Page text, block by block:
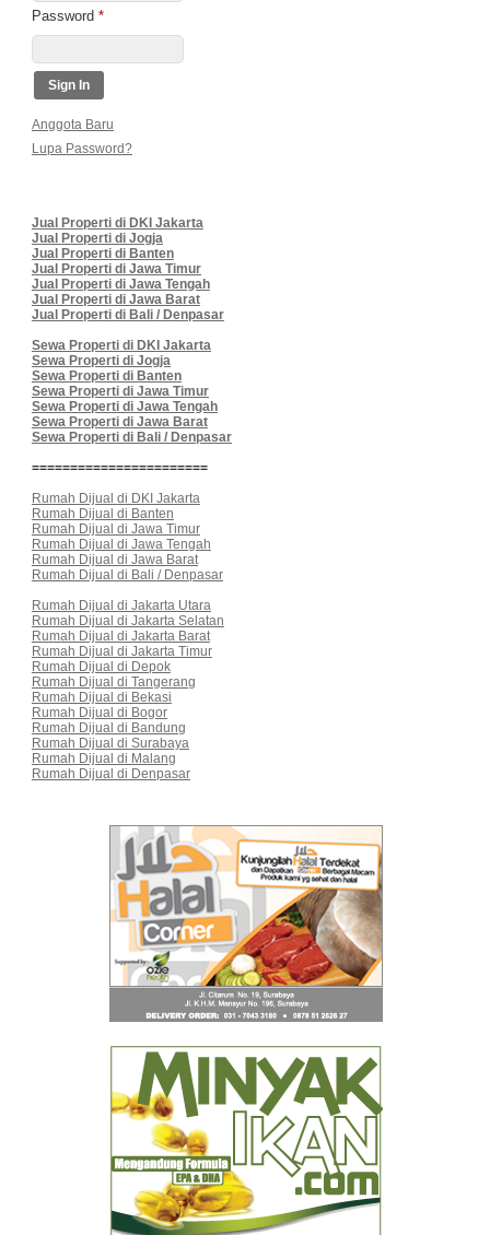
Password *
Anggota Baru
Lupa Password?
Jual Properti di DKI Jakarta
Jual Properti di Jogja
Jual Properti di Banten
Jual Properti di Jawa Timur
Jual Properti di Jawa Tengah
Jual Properti di Jawa Barat
Jual Properti di Bali / Denpasar
Sewa Properti di DKI Jakarta
Sewa Properti di Jogja
Sewa Properti di Banten
Sewa Properti di Jawa Timur
Sewa Properti di Jawa Tengah
Sewa Properti di Jawa Barat
Sewa Properti di Bali / Denpasar
=======================
Rumah Dijual di DKI Jakarta
Rumah Dijual di Banten
Rumah Dijual di Jawa Timur
Rumah Dijual di Jawa Tengah
Rumah Dijual di Jawa Barat
Rumah Dijual di Bali / Denpasar
Rumah Dijual di Jakarta Utara
Rumah Dijual di Jakarta Selatan
Rumah Dijual di Jakarta Barat
Rumah Dijual di Jakarta Timur
Rumah Dijual di Depok
Rumah Dijual di Tangerang
Rumah Dijual di Bekasi
Rumah Dijual di Bogor
Rumah Dijual di Bandung
Rumah Dijual di Surabaya
Rumah Dijual di Malang
Rumah Dijual di Denpasar